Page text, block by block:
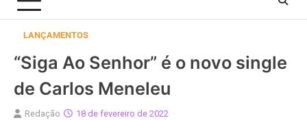
LANÇAMENTOS
“Siga Ao Senhor” é o novo single
de Carlos Meneleu
Redação 18 de fevereiro de 2022